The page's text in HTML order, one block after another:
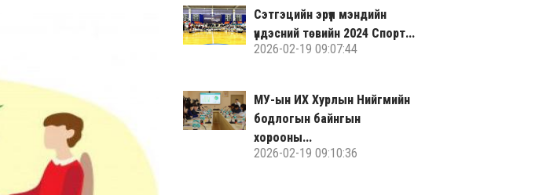
Сэтгэцийн эрүүл мэндийн
үндэсний төвийн 2024 Спорт...
2026-02-19 09:07:44
МУ-ын ИХ Хурлын Нийгмийн
бодлогын байнгын
хорооны...
2026-02-19 09:10:36